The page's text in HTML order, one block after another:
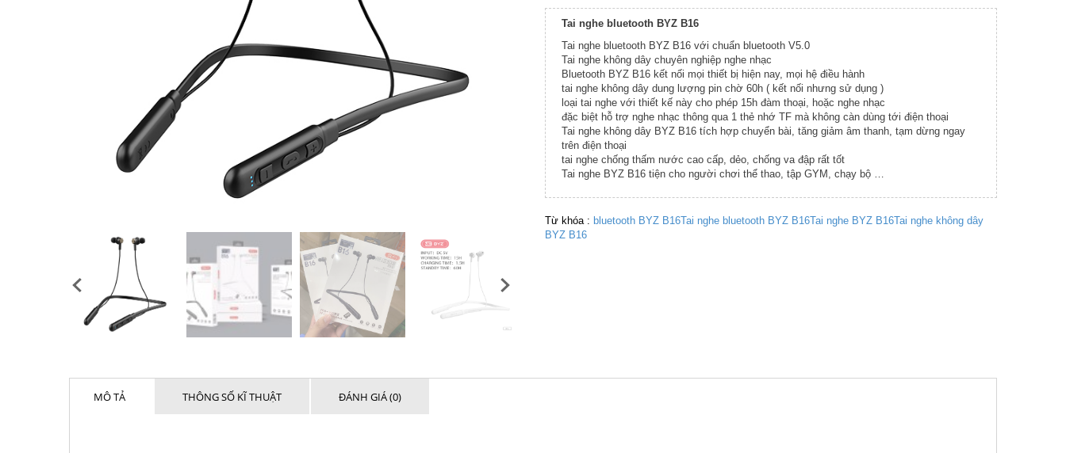
500,000 ₫.
Tai nghe bluetooth BYZ B16
Tai nghe bluetooth BYZ B16 với chuẩn bluetooth V5.0
Tai nghe không dây chuyên nghiệp nghe nhạc
Bluetooth BYZ B16 kết nối mọi thiết bị hiện nay, mọi hệ điều hành
tai nghe không dây dung lượng pin chờ 60h ( kết nối nhưng sử dụng )
loại tai nghe với thiết kế này cho phép 15h đàm thoại, hoặc nghe nhạc
đặc biệt hỗ trợ nghe nhạc thông qua 1 thẻ nhớ TF mà không càn dùng tới điện thoại
Tai nghe không dây BYZ B16 tích hợp chuyển bài, tăng giảm âm thanh, tạm dừng ngay
trên điện thoại
tai nghe chống thấm nước cao cấp, dẻo, chống va đập rất tốt
Tai nghe BYZ B16 tiện cho người chơi thể thao, tập GYM, chạy bộ …
Từ khóa : bluetooth BYZ B16Tai nghe bluetooth BYZ B16Tai nghe BYZ B16Tai nghe không dây
BYZ B16
MÔ TẢ THÔNG SỐ KĨ THUẬT ĐÁNH GIÁ (0)